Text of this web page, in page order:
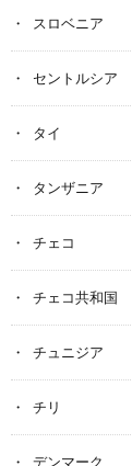
スロベニア
セントルシア
タイ
タンザニア
チェコ
チェコ共和国
チュニジア
チリ
デンマーク